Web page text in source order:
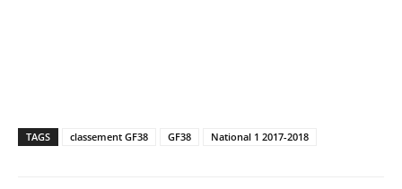
TAGS classement GF38 GF38 National 1 2017-2018